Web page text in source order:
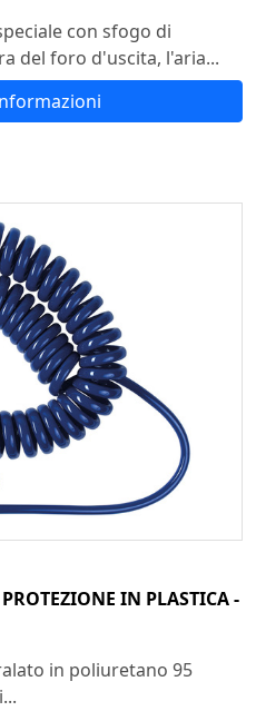
con sfogo di
del foro d'uscita, l'aria...
IN PLASTICA -
in poliuretano 95